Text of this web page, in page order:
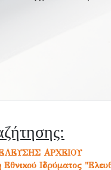
ΑΡΧΕΙΟΥ
Ιδρύματος